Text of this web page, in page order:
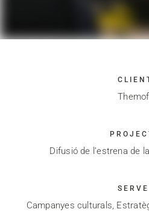
Difusió de l’estrena de
SERVEI
Campanyes culturals,